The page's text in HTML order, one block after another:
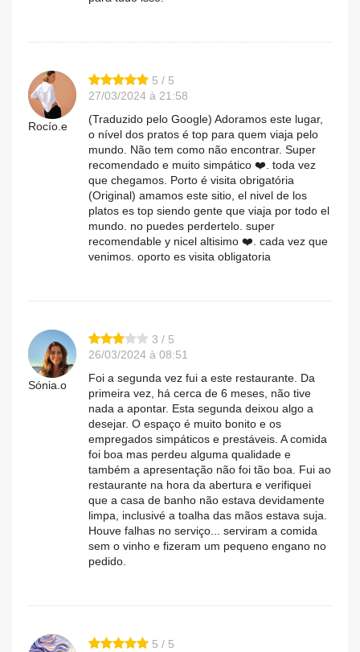
Rocío.e
5 / 5
27/03/2024 à 21:58
(Traduzido pelo Google) Adoramos este lugar,
o nível dos pratos é top para quem viaja pelo
mundo. Não tem como não encontrar. Super
recomendado e muito simpático ❤️. toda vez
que chegamos. Porto é visita obrigatória
(Original) amamos este sitio, el nivel de los
platos es top siendo gente que viaja por todo el
mundo. no puedes perdertelo. super
recomendable y nicel altisimo ❤️. cada vez que
venimos. oporto es visita obligatoria
Sónia.o
3 / 5
26/03/2024 à 08:51
Foi a segunda vez fui a este restaurante. Da
primeira vez, há cerca de 6 meses, não tive
nada a apontar. Esta segunda deixou algo a
desejar. O espaço é muito bonito e os
empregados simpáticos e prestáveis. A comida
foi boa mas perdeu alguma qualidade e
também a apresentação não foi tão boa. Fui ao
restaurante na hora da abertura e verifiquei
que a casa de banho não estava devidamente
limpa, inclusivé a toalha das mãos estava suja.
Houve falhas no serviço... serviram a comida
sem o vinho e fizeram um pequeno engano no
pedido.
5 / 5